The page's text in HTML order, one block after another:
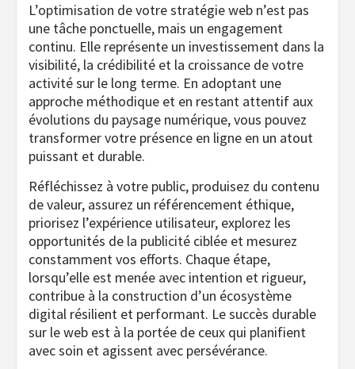
L’optimisation de votre stratégie web n’est pas
une tâche ponctuelle, mais un engagement
continu. Elle représente un investissement dans la
visibilité, la crédibilité et la croissance de votre
activité sur le long terme. En adoptant une
approche méthodique et en restant attentif aux
évolutions du paysage numérique, vous pouvez
transformer votre présence en ligne en un atout
puissant et durable.
Réfléchissez à votre public, produisez du contenu
de valeur, assurez un référencement éthique,
priorisez l’expérience utilisateur, explorez les
opportunités de la publicité ciblée et mesurez
constamment vos efforts. Chaque étape,
lorsqu’elle est menée avec intention et rigueur,
contribue à la construction d’un écosystème
digital résilient et performant. Le succès durable
sur le web est à la portée de ceux qui planifient
avec soin et agissent avec persévérance.